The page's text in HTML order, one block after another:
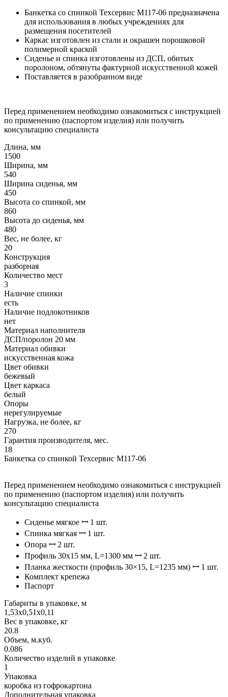
Банкетка со спинкой Техсервис М117-06 предназначена
для использования в любых учреждениях для
размещения посетителей
Каркас изготовлен из стали и окрашен порошковой
полимерной краской
Сиденье и спинка изготовлены из ДСП, обитых
поролоном, обтянуты фактурной искусственной кожей
Поставляется в разобранном виде
Перед применением необходимо ознакомиться с инструкцией
по применению (паспортом изделия) или получить
консультацию специалиста
Длина, мм
1500
Ширина, мм
540
Ширина сиденья, мм
450
Высота со спинкой, мм
860
Высота до сиденья, мм
480
Вес, не более, кг
20
Конструкция
разборная
Количество мест
3
Наличие спинки
есть
Наличие подлокотников
нет
Материал наполнителя
ДСП/поролон 20 мм
Материал обивки
искусственная кожа
Цвет обивки
бежевый
Цвет каркаса
белый
Опоры
нерегулируемые
Нагрузка, не более, кг
270
Гарантия производителя, мес.
18
Банкетка со спинкой Техсервис М117-06
Перед применением необходимо ознакомиться с инструкцией
по применению (паспортом изделия) или получить
консультацию специалиста
Сиденье мягкое ꟷ 1 шт.
Спинка мягкая ꟷ 1 шт.
Опора ꟷ 2 шт.
Профиль 30х15 мм, L=1300 мм ꟷ 2 шт.
Планка жесткости (профиль 30×15, L=1235 мм) ꟷ 1 шт.
Комплект крепежа
Паспорт
Габариты в упаковке, м
1,53х0,51х0,11
Вес в упаковке, кг
20.8
Объем, м.куб.
0.086
Количество изделий в упаковке
1
Упаковка
коробка из гофрокартона
Дополнительная упаковка